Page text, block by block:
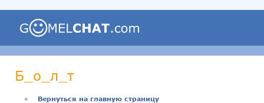
Б_о_л_т
●
Вернуться на главную страницу